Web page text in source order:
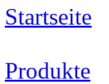
Startseite
Produkte